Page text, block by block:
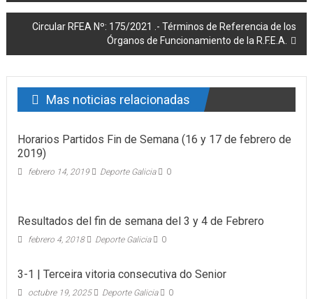
Circular RFEA Nº: 175/2021 .- Términos de Referencia de los
Órganos de Funcionamiento de la R.F.E.A.
Mas noticias relacionadas
Horarios Partidos Fin de Semana (16 y 17 de febrero de
2019)
febrero 14, 2019 Deporte Galicia 0
Resultados del fin de semana del 3 y 4 de Febrero
febrero 4, 2018 Deporte Galicia 0
3-1 | Terceira vitoria consecutiva do Senior
octubre 19, 2025 Deporte Galicia 0